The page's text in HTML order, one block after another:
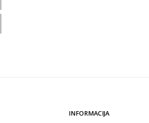
INFORMACIJA